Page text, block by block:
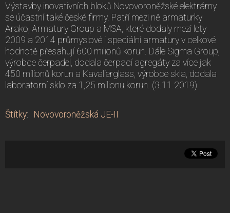
Výstavby inovativních bloků Novovoroněžské elektrárny
se účastní také české firmy. Patří mezi ně armaturky
Arako, Armatury Group a MSA, které dodaly mezi lety
2009 a 2014 průmyslové i speciální armatury v celkové
hodnotě přesahují 600 milionů korun. Dále Sigma Group,
výrobce čerpadel, dodala čerpací agregáty za více jak
450 milionů korun a Kavalierglass, výrobce skla, dodala
laboratorní sklo za 1,25 milionu korun. (3.11.2019)
Štítky: Novovoroněžská JE-II